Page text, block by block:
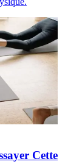
Cette